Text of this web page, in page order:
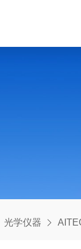
光学仪器